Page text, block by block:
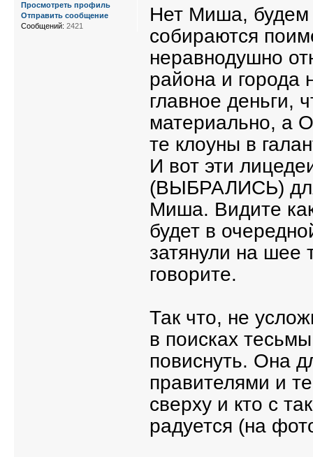
Нет Миша, будем
собираются
неравнодушно
района и города
главное деньги,
материально, а
те клоуны в
И вот эти
(ВЫБРАЛИСЬ)
Миша. Видите
будет в
затянули на шее
говорите.
Так что, не
в поисках
повиснуть. Она
правителями и
сверху и кто с
радуется (на
Просмотреть профиль
Отправить сообщение
Сообщений: 2421